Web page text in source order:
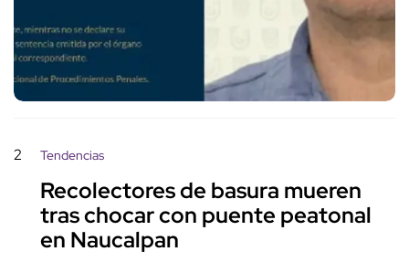
2 Tendencias
Recolectores de basura mueren
tras chocar con puente peatonal
en Naucalpan